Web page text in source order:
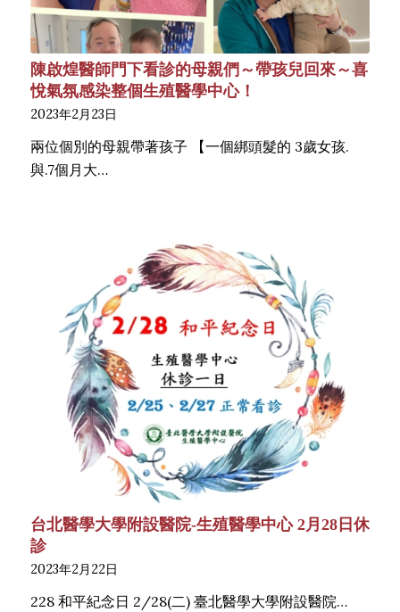
陳啟煌醫師門下看診的母親們～帶孩兒回來～喜
悅氣氛感染整個生殖醫學中心！
2023年2月23日
兩位個別的母親帶著孩子 【一個綁頭髮的 3歲女孩.
與.7個月大…
台北醫學大學附設醫院-生殖醫學中心 2月28日休
診
2023年2月22日
228 和平紀念日 2/28(二) 臺北醫學大學附設醫院…